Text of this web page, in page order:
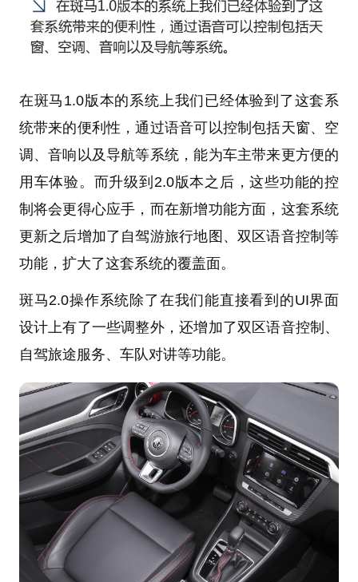
在斑马1.0版本的系统上我们已经体验到了这套系
统带来的便利性，通过语音可以控制包括天窗、空
调、音响以及导航等系统，能为车主带来更方便的
用车体验。而升级到2.0版本之后，这些功能的控
制将会更得心应手，而在新增功能方面，这套系统
更新之后增加了自驾游旅行地图、双区语音控制等
功能，扩大了这套系统的覆盖面。
斑马2.0操作系统除了在我们能直接看到的UI界面
设计上有了一些调整外，还增加了双区语音控制、
自驾旅途服务、车队对讲等功能。